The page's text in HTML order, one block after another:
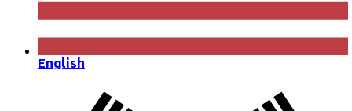
English